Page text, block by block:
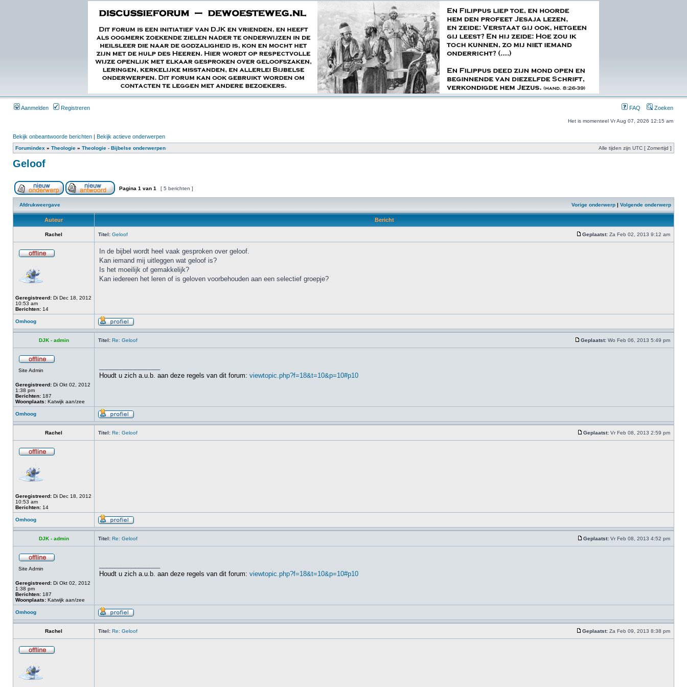
Aanmelden Registreren FAQ Zoeken
Het is momenteel Vr Aug 07, 2026 12:15 am
Bekijk onbeantwoorde berichten | Bekijk actieve onderwerpen
Forumindex » Theologie » Theologie - Bijbelse onderwerpen Alle tijden zijn UTC [ Zomertijd ]
Geloof
Pagina 1 van 1 [ 5 berichten ]
Afdrukweergave Vorige onderwerp | Volgende onderwerp
Auteur Bericht
Rachel Titel: Geloof Geplaatst: Za Feb 02, 2013 9:12 am
Geregistreerd: Di Dec 18, 2012
10:53 am
Berichten: 14
In de bijbel wordt heel vaak gesproken over geloof.
Kan iemand mij uitleggen wat geloof is?
Is het moeilijk of gemakkelijk?
Kan iedereen het leren of is geloven voorbehouden aan een selectief groepje?
Omhoog
DJK - admin Titel: Re: Geloof Geplaatst: Wo Feb 06, 2013 5:49 pm
Site Admin
Geregistreerd: Di Okt 02, 2012
1:38 pm
Berichten: 187
Woonplaats: Katwijk aan/zee
Houdt u zich a.u.b. aan deze regels van dit forum: viewtopic.php?f=18&t=10&p=10#p10
Omhoog
Rachel Titel: Re: Geloof Geplaatst: Vr Feb 08, 2013 2:59 pm
Geregistreerd: Di Dec 18, 2012
10:53 am
Berichten: 14
Omhoog
DJK - admin Titel: Re: Geloof Geplaatst: Vr Feb 08, 2013 4:52 pm
Site Admin
Geregistreerd: Di Okt 02, 2012
1:38 pm
Berichten: 187
Woonplaats: Katwijk aan/zee
Houdt u zich a.u.b. aan deze regels van dit forum: viewtopic.php?f=18&t=10&p=10#p10
Omhoog
Rachel Titel: Re: Geloof Geplaatst: Za Feb 09, 2013 8:38 pm